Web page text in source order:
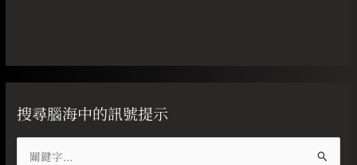
搜尋腦海中的訊號提示